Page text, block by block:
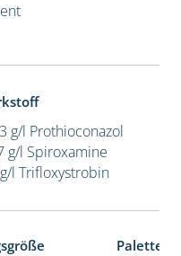
g/l Prothioconazol
g/l Spiroxamine
l Trifloxystrobin